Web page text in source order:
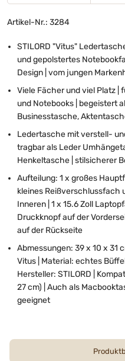
Artikel-Nr.: 3284
STILORD "Vitus"
und gepolstertes
Design | vom jungen
Viele Fächer und viel Platz |
und Notebooks | begeistert
Businesstasche,
Ledertasche mit verstell-
tragbar als Leder
Henkeltasche | stilsicherer
Aufteilung: 1 x großes
kleines Reißverschlussfach
Inneren | 1 x 15.6 Zoll
Druckknopf auf der
auf der Rückseite
Abmessungen: 39 x 10 x 31
Vitus | Material: echtes
Hersteller: STILORD |
27 cm) | Auch als
geeignet